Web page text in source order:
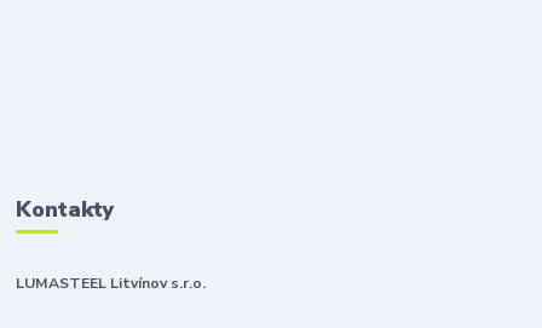
Kontakty
LUMASTEEL Litvínov s.r.o.